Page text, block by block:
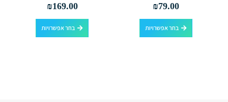
₪79.00
בחר אפשרויות
למוצר זה יש מספר סוגים. ניתן לבחור את האפשרויות בעמוד המוצר
₪169.00
בחר אפשרויות
למוצר זה יש מספר סוגים. ניתן לבחור את האפשרויות בעמוד המוצר